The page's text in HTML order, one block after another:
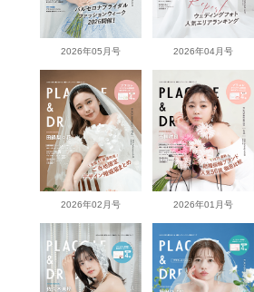
2026年05月号 2026年04月号
2026年02月号 2026年01月号